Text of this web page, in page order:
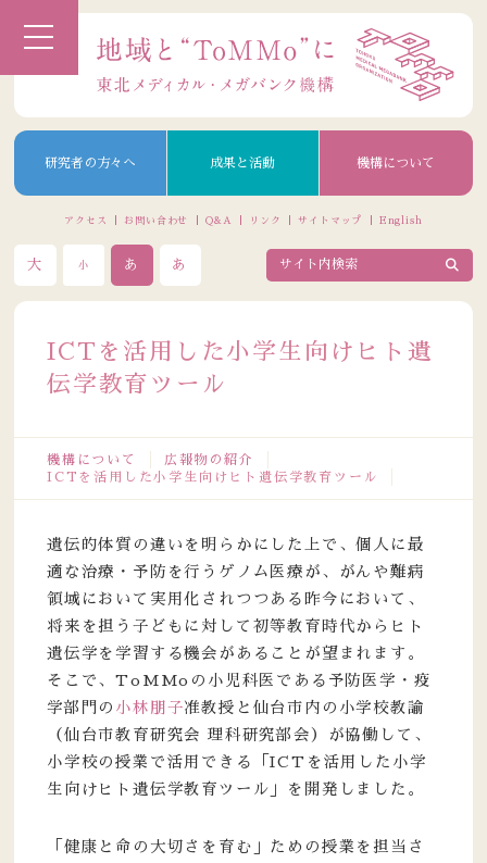
研究者の方々へ 成果と活動 機構について
アクセス お問い合わせ Q&A リンク サイトマップ English
大 小 あ あ
ICTを活用した小学生向けヒト遺
伝学教育ツール
機構について
広報物の紹介
ICTを活用した小学生向けヒト遺伝学教育ツール
遺伝的体質の違いを明らかにした上で、個人に最
適な治療・予防を行うゲノム医療が、がんや難病
領域において実用化されつつある昨今において、
将来を担う子どもに対して初等教育時代からヒト
遺伝学を学習する機会があることが望まれます。
そこで、ToMMoの小児科医である予防医学・疫
学部門の 小林朋子准教授と仙台市内の小学校教諭
（仙台市教育研究会 理科研究部会）が協働して、
小学校の授業で活用できる「ICTを活用した小学
生向けヒト遺伝学教育ツール」を開発しました。
「健康と命の大切さを育む」ための授業を担当さ